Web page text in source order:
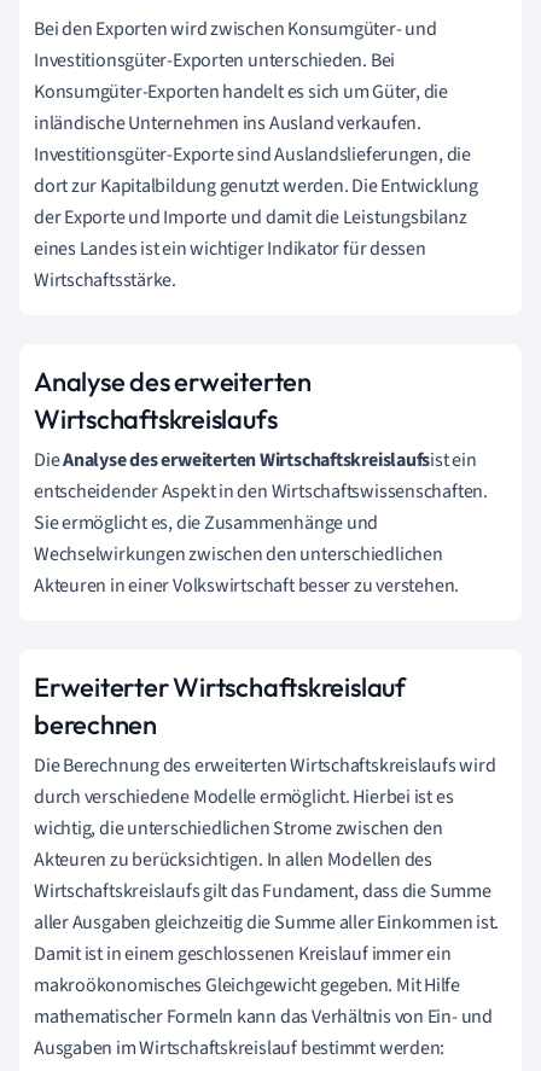
Bei den Exporten wird zwischen Konsumgüter- und
Investitionsgüter-Exporten unterschieden. Bei
Konsumgüter-Exporten handelt es sich um Güter, die
inländische Unternehmen ins Ausland verkaufen.
Investitionsgüter-Exporte sind Auslandslieferungen, die
dort zur Kapitalbildung genutzt werden. Die Entwicklung
der Exporte und Importe und damit die Leistungsbilanz
eines Landes ist ein wichtiger Indikator für dessen
Wirtschaftsstärke.
Analyse des erweiterten
Wirtschaftskreislaufs
DieAnalyse des erweiterten Wirtschaftskreislaufsist ein
entscheidender Aspekt in den Wirtschaftswissenschaften.
Sie ermöglicht es, die Zusammenhänge und
Wechselwirkungen zwischen den unterschiedlichen
Akteuren in einer Volkswirtschaft besser zu verstehen.
Erweiterter Wirtschaftskreislauf
berechnen
Die Berechnung des erweiterten Wirtschaftskreislaufs wird
durch verschiedene Modelle ermöglicht. Hierbei ist es
wichtig, die unterschiedlichen Strome zwischen den
Akteuren zu berücksichtigen. In allen Modellen des
Wirtschaftskreislaufs gilt das Fundament, dass die Summe
aller Ausgaben gleichzeitig die Summe aller Einkommen ist.
Damit ist in einem geschlossenen Kreislauf immer ein
makroökonomisches Gleichgewicht gegeben. Mit Hilfe
mathematischer Formeln kann das Verhältnis von Ein- und
Ausgaben im Wirtschaftskreislauf bestimmt werden: